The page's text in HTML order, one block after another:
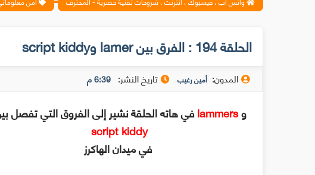
الحلقة 194 : الفرق بين lamer وscript kiddy
المدون: أمين رغيب تاريخ النشر: 6:39 م
في هاته الحلقة نشير إلى الفروق التي تفصل بينlammersو
script kiddy
في ميدان الهاكرز